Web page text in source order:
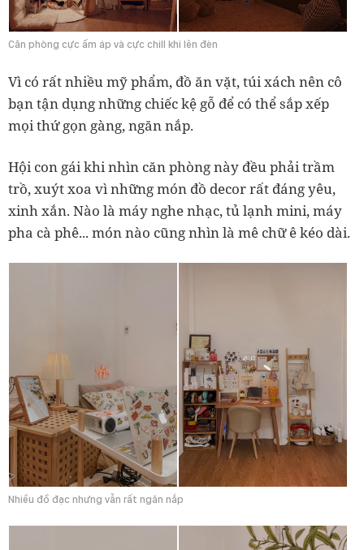
Căn phòng cực ấm áp và cực chill khi lên đèn
Vì có rất nhiều mỹ phẩm, đồ ăn vặt, túi xách nên cô
bạn tận dụng những chiếc kệ gỗ để có thể sắp xếp
mọi thứ gọn gàng, ngăn nắp.
Hội con gái khi nhìn căn phòng này đều phải trầm
trồ, xuýt xoa vì những món đồ decor rất đáng yêu,
xinh xắn. Nào là máy nghe nhạc, tủ lạnh mini, máy
pha cà phê... món nào cũng nhìn là mê chữ ê kéo dài.
Nhiều đồ đạc nhưng vẫn rất ngăn nắp